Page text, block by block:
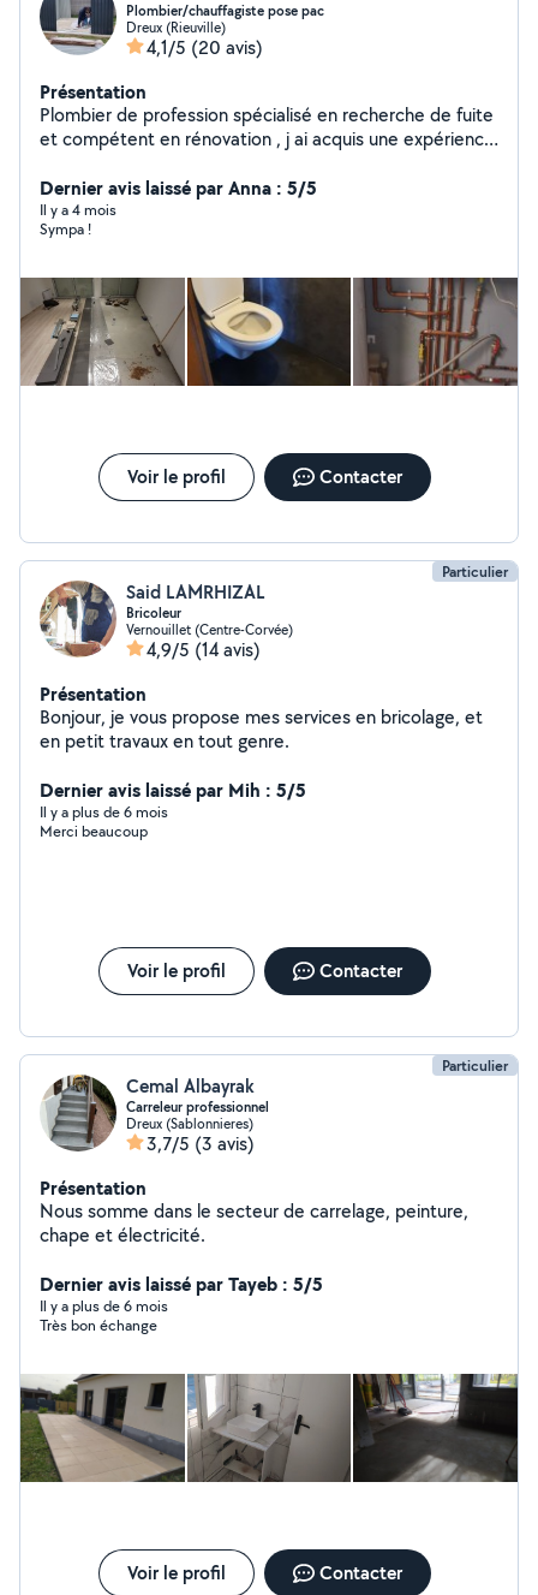
Plombier/chauffagiste pose pac
Dreux (Rieuville)
4,1/5 (20 avis)
Présentation
Plombier de profession spécialisé en recherche de fuite
et compétent en rénovation , j ai acquis une expérience
perfectionné sur tous types de travaux intérieurs et
extérieurs. Je peux également dépanner et faire l
entretien de vos pompes a chaleur et climatisation.
analyser la situation et de vous accompagner dans vos
projets.
Dernier avis laissé par Anna : 5/5
Il y a 4 mois
Sympa !
Voir le profil Contacter
Particulier
Said LAMRHIZAL
Bricoleur
Vernouillet (Centre-Corvée)
4,9/5 (14 avis)
Présentation
Bonjour, je vous propose mes services en bricolage, et
en petit travaux en tout genre.
Dernier avis laissé par Mih : 5/5
Il y a plus de 6 mois
Merci beaucoup
Voir le profil Contacter
Particulier
Cemal Albayrak
Carreleur professionnel
Dreux (Sablonnieres)
3,7/5 (3 avis)
Présentation
Nous somme dans le secteur de carrelage, peinture,
chape et électricité.
Dernier avis laissé par Tayeb : 5/5
Il y a plus de 6 mois
Très bon échange
Voir le profil Contacter